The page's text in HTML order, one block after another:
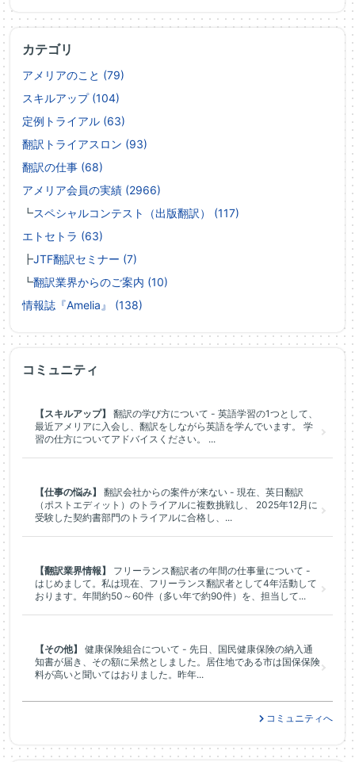
カテゴリ
アメリアのこと (79)
スキルアップ (104)
定例トライアル (63)
翻訳トライアスロン (93)
翻訳の仕事 (68)
アメリア会員の実績 (2966)
┗スペシャルコンテスト（出版翻訳） (117)
エトセトラ (63)
┣JTF翻訳セミナー (7)
┗翻訳業界からのご案内 (10)
情報誌『Amelia』 (138)
コミュニティ
【スキルアップ】
翻訳の学び方について - 英語学習の1つとして、
最近アメリアに入会し、翻訳をしながら英語を学んでいます。 学
習の仕方についてアドバイスください。 ...
【仕事の悩み】
翻訳会社からの案件が来ない - 現在、英日翻訳
（ポストエディット）のトライアルに複数挑戦し、 2025年12月に
受験した契約書部門のトライアルに合格し、...
【翻訳業界情報】
フリーランス翻訳者の年間の仕事量について -
はじめまして。私は現在、フリーランス翻訳者として4年活動して
おります。年間約50～60件（多い年で約90件）を、担当して...
【その他】
健康保険組合について - 先日、国民健康保険の納入通
知書が届き、その額に呆然としました。居住地である市は国保保険
料が高いと聞いてはおりました。昨年...
コミュニティへ